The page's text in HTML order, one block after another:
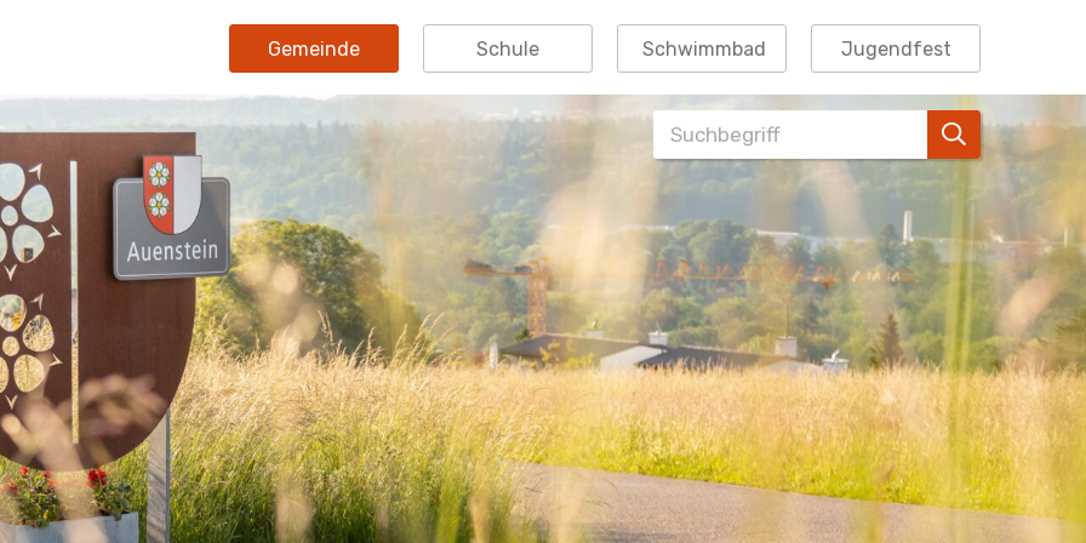
Gemeinde Schule Schwimmbad Jugendfest
Suchbegriff Suche